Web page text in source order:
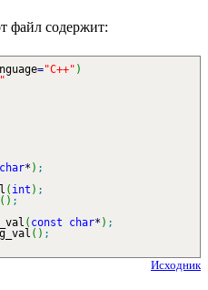
файл содержит:
="C++" )
char* ) ;
( int ) ;
( ) ;
( const char* ) ;
( ) ;
Исходник